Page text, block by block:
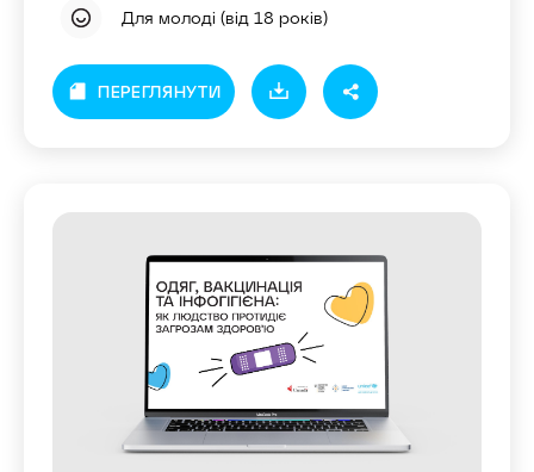
Для молоді (від 18 років)
ПЕРЕГЛЯНУТИ